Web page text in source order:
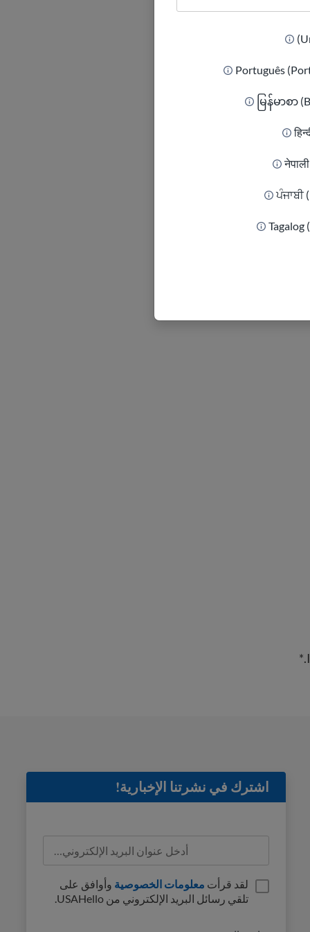
Português
မြန်မာစာ
ਪੰਜਾਬੀ
Tagalog
*
اشترك في نشرتنا الإخبارية!
لقد قرأت معلومات الخصوصية وأوافق على
تلقي رسائل البريد الإلكتروني من USAHello.